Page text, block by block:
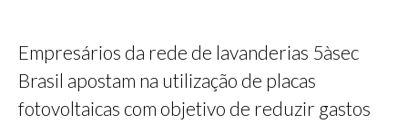
Empresários da rede de lavanderias 5àsec
Brasil apostam na utilização de placas
fotovoltaicas com objetivo de reduzir gastos